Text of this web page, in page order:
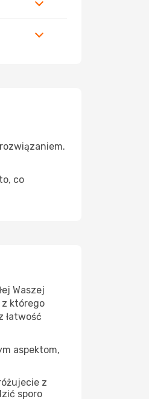
co
Waszej
którego
łatwość
aspektom,
z
sporo